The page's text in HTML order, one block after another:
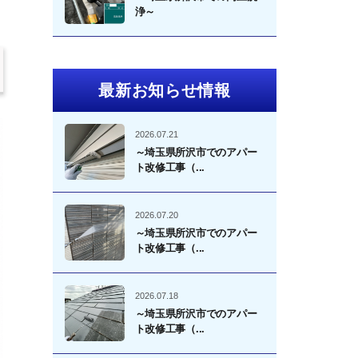
浄～
最新お知らせ情報
2026.07.21
～埼玉県所沢市でのアパー
ト改修工事（...
2026.07.20
～埼玉県所沢市でのアパー
ト改修工事（...
2026.07.18
～埼玉県所沢市でのアパー
ト改修工事（...